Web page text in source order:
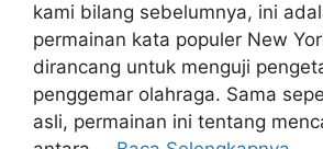
kami bilang sebelumnya, ini
permainan kata populer New
dirancang untuk menguji
penggemar olahraga. Sama
asli, permainan ini tentang